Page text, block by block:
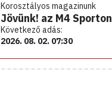
Korosztályos magazinunk
Jövünk! az M4 Sporton
Következő adás:
2026. 08. 02. 07:30